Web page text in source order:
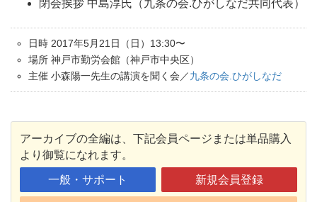
閉会挨拶 中島淳氏（九条の会.ひがしなだ共同代表）
日時 2017年5月21日（日）13:30〜
場所 神戸市勤労会館（神戸市中央区）
主催 小森陽一先生の講演を聞く会／九条の会.ひがしなだ
アーカイブの全編は、下記会員ページまたは単品購入
より御覧になれます。
一般・サポート 新規会員登録